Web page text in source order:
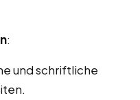
:
und schriftliche